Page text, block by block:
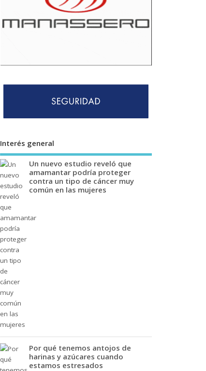
Interés general
Un nuevo estudio reveló que
amamantar podría proteger
contra un tipo de cáncer muy
común en las mujeres
Por qué tenemos antojos de
harinas y azúcares cuando
estamos estresados